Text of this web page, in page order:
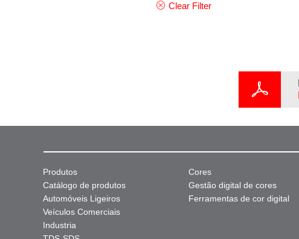
Clear Filter
Produtos
Catálogo de produtos
Automóveis Ligeiros
Veículos Comerciais
Industria
Cores
Gestão digital de cores
Ferramentas de cor digital